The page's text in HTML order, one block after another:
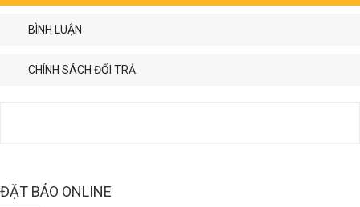
BÌNH LUẬN
CHÍNH SÁCH ĐỔI TRẢ
ĐẶT BÁO ONLINE